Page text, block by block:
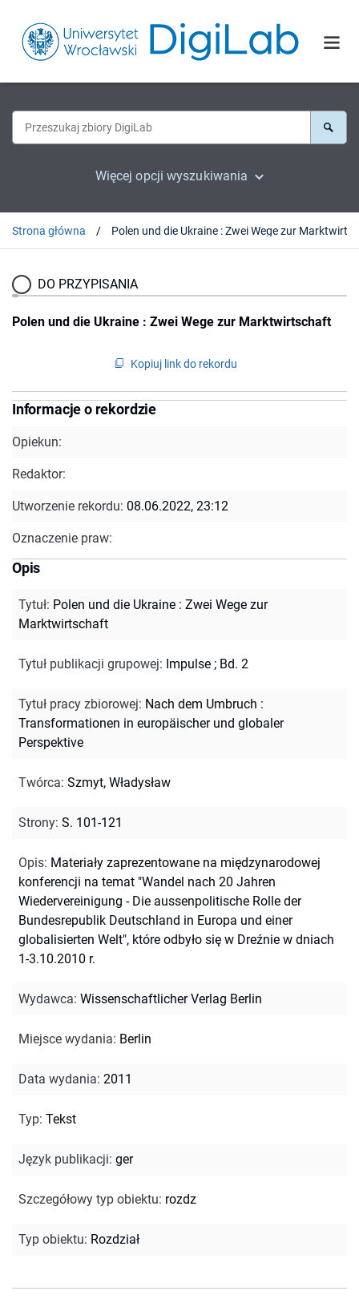
Więcej opcji wyszukiwania
Strona główna
DO PRZYPISANIA
Polen und die Ukraine : Zwei Wege zur Marktwirtschaft
Kopiuj link do rekordu
Informacje o rekordzie
Opiekun:
Redaktor:
Utworzenie rekordu: 08.06.2022, 23:12
Oznaczenie praw:
Opis
Tytuł: Polen und die Ukraine : Zwei Wege zur
Marktwirtschaft
Tytuł publikacji grupowej: Impulse ; Bd. 2
Tytuł pracy zbiorowej: Nach dem Umbruch :
Transformationen in europäischer und globaler
Perspektive
Twórca: Szmyt, Władysław
Strony: S. 101-121
Opis: Materiały zaprezentowane na międzynarodowej
konferencji na temat "Wandel nach 20 Jahren
Wiedervereinigung - Die aussenpolitische Rolle der
Bundesrepublik Deutschland in Europa und einer
globalisierten Welt", które odbyło się w Dreźnie w dniach
1-3.10.2010 r.
Wydawca: Wissenschaftlicher Verlag Berlin
Miejsce wydania: Berlin
Data wydania: 2011
Typ: Tekst
Język publikacji: ger
Szczegółowy typ obiektu: rozdz
Typ obiektu: Rozdział